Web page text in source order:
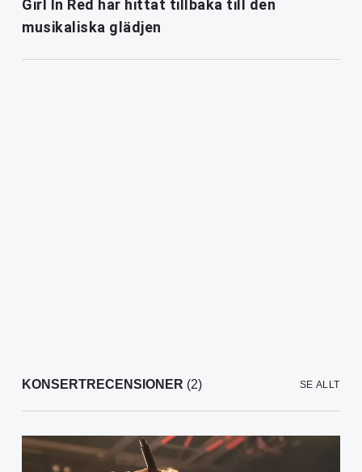
Girl In Red har hittat tillbaka till den
musikaliska glädjen
KONSERTRECENSIONER (2) SE ALLT